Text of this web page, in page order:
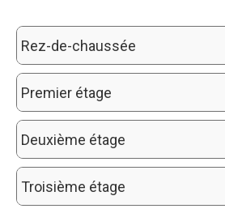
Rez-de-chaussée
Premier étage
Deuxième étage
Troisième étage